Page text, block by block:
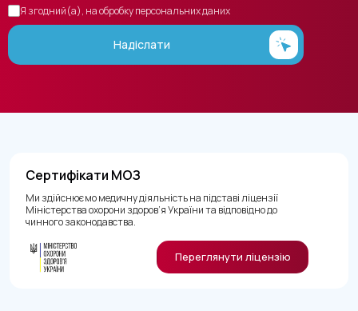
Я згодний(а), на обробку персональних даних
Надіслати
Сертифікати МОЗ
Ми здійснюємо медичну діяльність на підставі ліцензії
Міністерства охорони здоров’я України та відповідно до
чинного законодавства.
Переглянути ліцензію